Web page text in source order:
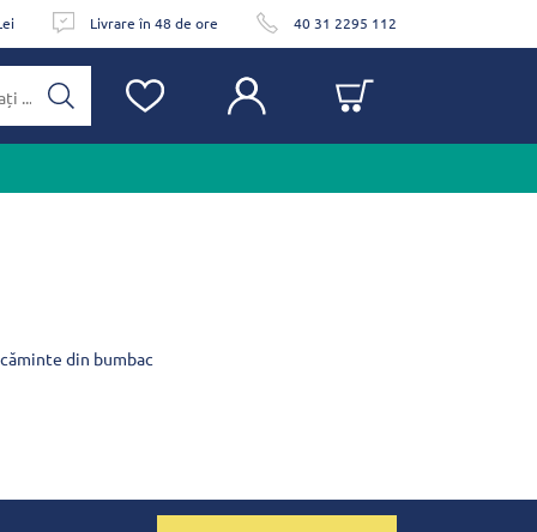
Livrare în 48 de ore 40 31 2295 112
din bumbac